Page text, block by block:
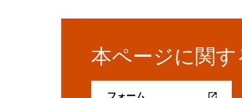
本ページに関
フォーム